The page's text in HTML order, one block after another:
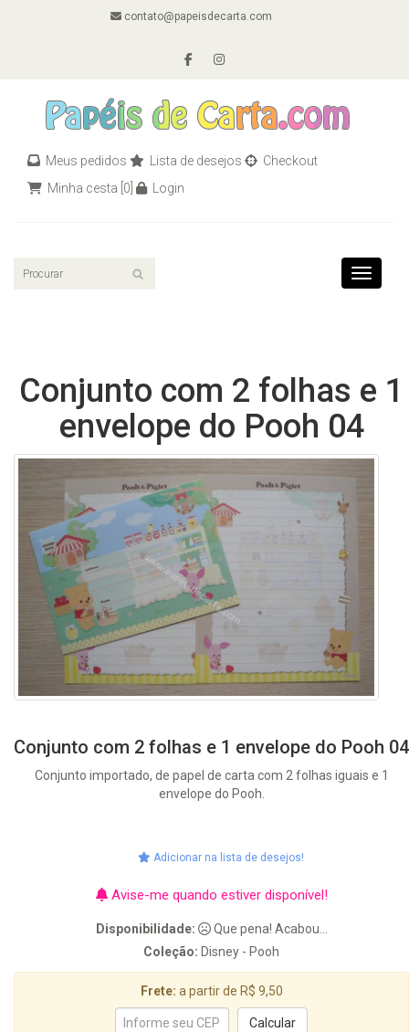
contato@papeisdecarta.com
Meus pedidos Lista de desejos
Checkout
Minha cesta [0] Login
Toggle
Conjunto com 2 folhas e 1
envelope do Pooh 04
Conjunto com 2 folhas e 1 envelope do Pooh 04
Conjunto importado, de papel de carta com 2 folhas iguais e 1
envelope do Pooh.
Adicionar na lista de desejos!
Avise-me quando estiver disponível!
Disponibilidade:
Que pena! Acabou...
Coleção: Disney - Pooh
Frete: a partir de R$ 9,50